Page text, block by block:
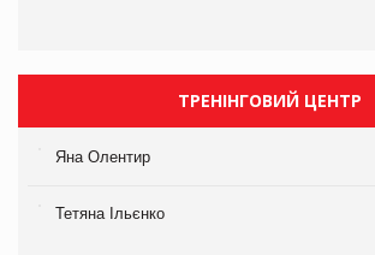
ТРЕНІНГОВИЙ ЦЕНТР
Яна Олентир
Тетяна Ільєнко